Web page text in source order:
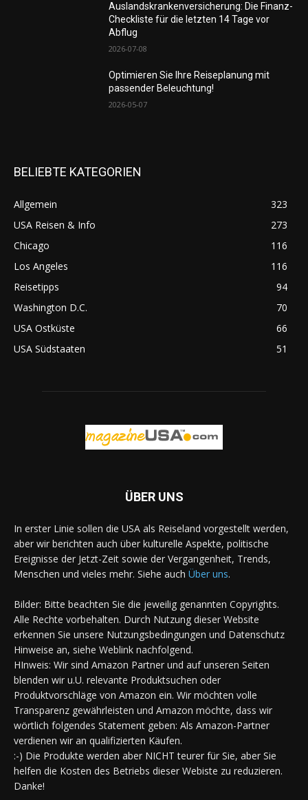
Auslandskrankenversicherung: Die Finanz-
Checkliste für die letzten 14 Tage vor
Abflug
2026-07-08
Optimieren Sie Ihre Reiseplanung mit
passender Beleuchtung!
2026-05-07
BELIEBTE KATEGORIEN
Allgemein
323
USA Reisen & Info
273
Chicago
116
Los Angeles
116
Reisetipps
94
Washington D.C.
70
USA Ostküste
66
USA Südstaaten
51
ÜBER UNS
In erster Linie sollen die USA als Reiseland vorgestellt werden,
aber wir berichten auch über kulturelle Aspekte, politische
Ereignisse der Jetzt-Zeit sowie der Vergangenheit, Trends,
Menschen und vieles mehr. Siehe auch Über uns.
Bilder: Bitte beachten Sie die jeweilig genannten Copyrights.
Alle Rechte vorbehalten. Durch Nutzung dieser Website
erkennen Sie unsere Nutzungsbedingungen und Datenschutz
Hinweise an, siehe Weblink nachfolgend.
HInweis: Wir sind Amazon Partner und auf unseren Seiten
blenden wir u.U. relevante Produktsuchen oder
Produktvorschläge von Amazon ein. Wir möchten volle
Transparenz gewährleisten und Amazon möchte, dass wir
wörtlich folgendes Statement geben: Als Amazon-Partner
verdienen wir an qualifizierten Käufen.
:-) Die Produkte werden aber NICHT teurer für Sie, aber Sie
helfen die Kosten des Betriebs dieser Webiste zu reduzieren.
Danke!